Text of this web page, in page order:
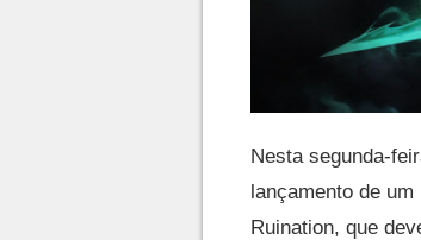
Nesta segunda-
lançamento de
Ruination, que